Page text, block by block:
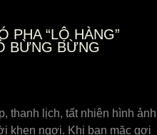
PHA “LỘ HÀNG”
BỪNG BỪNG
thanh lịch, tất nhiên hình ảnh
khen ngợi. Khi bạn mặc gợi